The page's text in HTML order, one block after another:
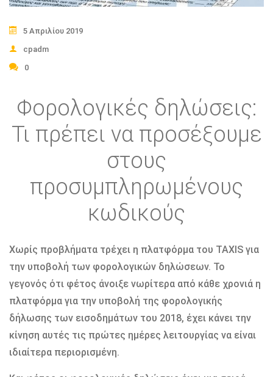
5 Απριλίου 2019
cpadm
0
Φορολογικές δηλώσεις:
Τι πρέπει να προσέξουμε
στους
προσυμπληρωμένους
κωδικούς
Χωρίς προβλήματα τρέχει η πλατφόρμα του TAXIS για
την υποβολή των φορολογικών δηλώσεων. Το
γεγονός ότι φέτος άνοιξε νωρίτερα από κάθε χρονιά η
πλατφόρμα για την υποβολή της φορολογικής
δήλωσης των εισοδημάτων του 2018, έχει κάνει την
κίνηση αυτές τις πρώτες ημέρες λειτουργίας να είναι
ιδιαίτερα περιορισμένη.